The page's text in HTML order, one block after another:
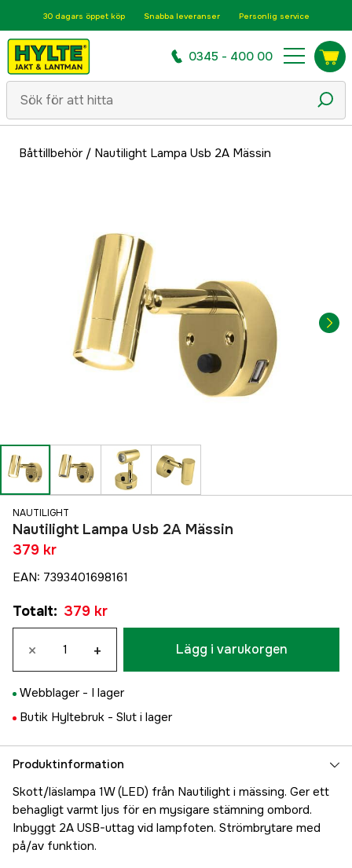
30 dagars öppet köp Snabba leveranser Personlig service
0345 - 400 00
Båttillbehör/ Nautilight Lampa Usb 2A Mässin
NAUTILIGHT
Nautilight Lampa Usb 2A Mässin
379 kr
EAN: 7393401698161
Totalt: 379 kr
× + Lägg i varukorgen
Webblager - I lager
Butik Hyltebruk - Slut i lager
Produktinformation
Skott/läslampa 1W (LED) från Nautilight i mässing. Ger ett
behagligt varmt ljus för en mysigare stämning ombord.
Inbyggt 2A USB-uttag vid lampfoten. Strömbrytare med
på/av funktion.